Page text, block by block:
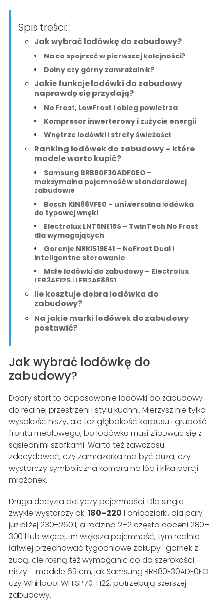
Spis treści:
Jak wybrać lodówkę do zabudowy?
Na co spojrzeć w pierwszej kolejności?
Dolny czy górny zamrażalnik?
Jakie funkcje lodówki do zabudowy
naprawdę się przydają?
No Frost, LowFrost i obieg powietrza
Kompresor inwerterowy i zużycie energii
Wnętrze lodówki i strefy świeżości
Ranking lodówek do zabudowy – które
modele warto kupić?
Samsung BRB80F30ADF0EO –
maksymalna pojemność w standardowej
zabudowie
Bosch KIN86VFE0 – uniwersalna lodówka
do typowej wnęki
Electrolux LNT6NE18S – TwinTech No Frost
dla wymagających
Gorenje NRKI519E41 – NoFrost Dual i
inteligentne sterowanie
Małe lodówki do zabudowy – Electrolux
LFB3AE12S i LFB2AE88S1
Ile kosztuje dobra lodówka do
zabudowy?
Na jakie marki lodówek do zabudowy
postawić?
Jak wybrać lodówkę do
zabudowy?
Dobry start to dopasowanie lodówki do zabudowy
do realnej przestrzeni i stylu kuchni. Mierzysz nie tylko
wysokość niszy, ale też głębokość korpusu i grubość
frontu meblowego, bo lodówka musi zlicować się z
sąsiednimi szafkami. Warto też zawczasu
zdecydować, czy zamrażarka ma być duża, czy
wystarczy symboliczna komora na lód i kilka porcji
mrożonek.
Druga decyzja dotyczy pojemności. Dla singla
zwykle wystarczy ok. 180–220 l chłodziarki, dla pary
już bliżej 230–260 l, a rodzina 2+2 często doceni 280–
300 l lub więcej. Im większa pojemność, tym realnie
łatwiej przechować tygodniowe zakupy i garnek z
zupą, ale rosną też wymagania co do szerokości
niszy – modele 69 cm, jak Samsung BRB80F30ADF0EO
czy Whirlpool WH SP70 T122, potrzebują szerszej
zabudowy.